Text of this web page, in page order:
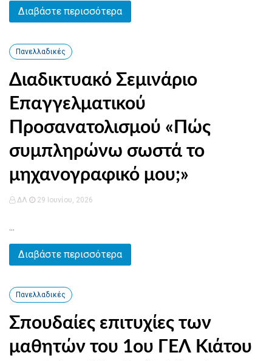
Διαβάστε περισσότερα
Πανελλαδικές
Διαδικτυακό Σεμινάριο
Επαγγελματικού
Προσανατολισμού «Πώς
συμπληρώνω σωστά το
μηχανογραφικό μου;»
ΔΛ 29 Ιουνίου, 2026
...
Διαβάστε περισσότερα
Πανελλαδικές
Σπουδαίες επιτυχίες των
μαθητών του 1ου ΓΕΛ Κιάτου